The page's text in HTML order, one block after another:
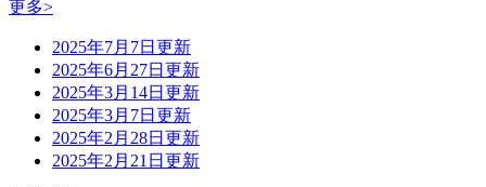
更多>
2025年7月7日更新
2025年6月27日更新
2025年3月14日更新
2025年3月7日更新
2025年2月28日更新
2025年2月21日更新